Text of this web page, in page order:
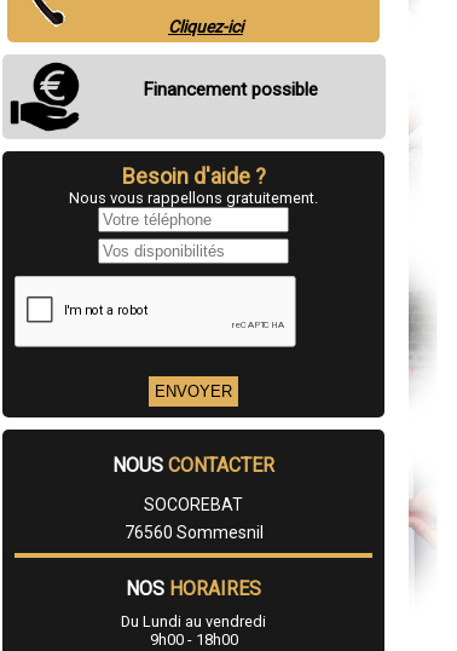
Cliquez-ici
Financement possible
Besoin d'aide ?
Nous vous rappellons gratuitement.
NOUS CONTACTER
SOCOREBAT
76560 Sommesnil
NOS HORAIRES
Du Lundi au vendredi
9h00 - 18h00